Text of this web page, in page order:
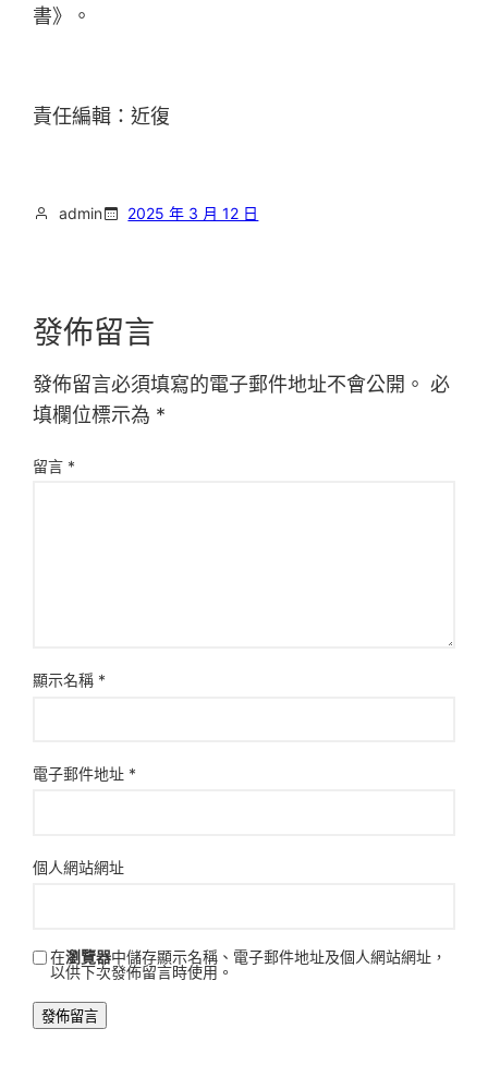
書》。
責任編輯：近復
admin 2025 年 3 月 12 日
發佈留言
發佈留言必須填寫的電子郵件地址不會公開。 必
填欄位標示為 *
留言 *
顯示名稱 *
電子郵件地址 *
個人網站網址
在瀏覽器中儲存顯示名稱、電子郵件地址及個人網站網址，
以供下次發佈留言時使用。